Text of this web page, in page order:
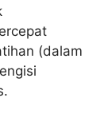
(dalam